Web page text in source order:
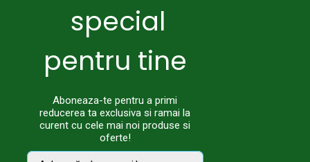
special
pentru tine
Aboneaza-te pentru a primi
reducerea ta exclusiva si ramai la
curent cu cele mai noi produse si
oferte!